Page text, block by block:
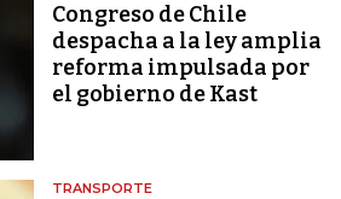
Congreso de Chile
despacha a la ley amplia
reforma impulsada por
el gobierno de Kast
TRANSPORTE